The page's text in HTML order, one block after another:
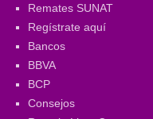
Remates SUNAT
Regístrate aquí
Bancos
BBVA
BCP
Consejos